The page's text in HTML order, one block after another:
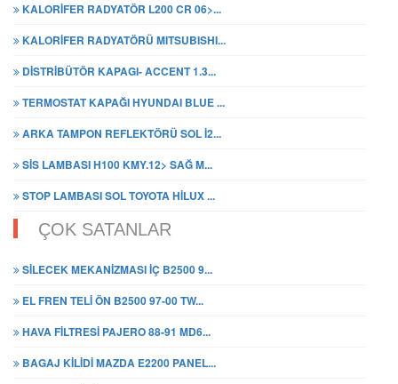
KALORİFER RADYATÖR L200 CR 06>...
KALORİFER RADYATÖRÜ MITSUBISHI...
DİSTRİBÜTÖR KAPAGI- ACCENT 1.3...
TERMOSTAT KAPAĞI HYUNDAI BLUE ...
ARKA TAMPON REFLEKTÖRÜ SOL İ2...
SİS LAMBASI H100 KMY.12> SAĞ M...
STOP LAMBASI SOL TOYOTA HİLUX ...
ÇOK SATANLAR
SİLECEK MEKANİZMASI İÇ B2500 9...
EL FREN TELİ ÖN B2500 97-00 TW...
HAVA FİLTRESİ PAJERO 88-91 MD6...
BAGAJ KİLİDİ MAZDA E2200 PANEL...